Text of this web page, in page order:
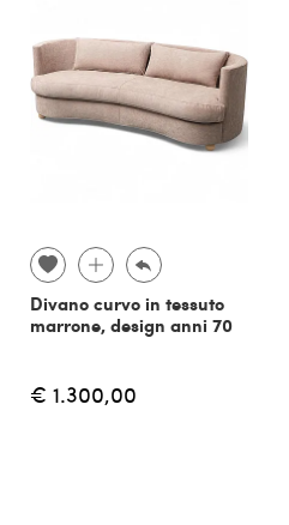
Divano curvo in tessuto
marrone, design anni 70
€ 1.300,00